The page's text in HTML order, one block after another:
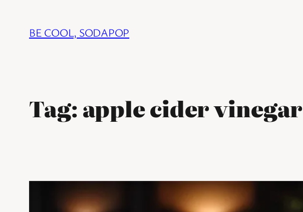
BE COOL, SODAPOP
Tag:apple cider vinegar